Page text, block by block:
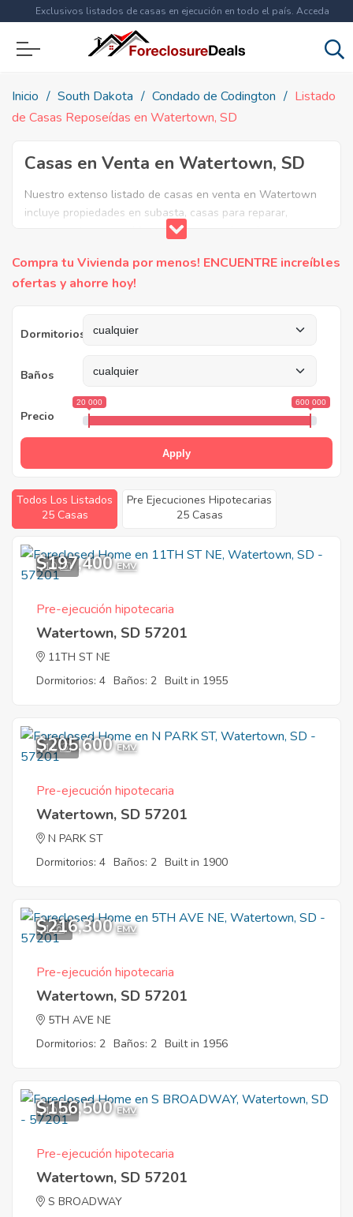
Exclusivos listados de casas en ejecución en todo el país. Acceda
ahora a
Inicio South Dakota Condado de Codington
Listado
de Casas Reposeídas en Watertown, SD
Casas en Venta en Watertown, SD
Nuestro extenso listado de casas en venta en Watertown
incluye propiedades en subasta, casas para reparar,
apartamentos reposeidos por el banco, ejecuciones
lo que necesita y aproveche estas increibles ofertas en
Bienes Raíces en Watertown, South Dakota.
Compra tu Vivienda por menos! ENCUENTRE increíbles
ofertas y ahorre hoy!
Dormitorios
Baños
Precio
20 000 600 000
Apply
Todos Los Listados
25 Casas
Pre Ejecuciones Hipotecarias
25 Casas
10
$197,400 EMV
Pre-ejecución hipotecaria
Watertown, SD 57201
11TH ST NE
Dormitorios: 4 Baños: 2 Built in 1955
11
$205,600 EMV
Pre-ejecución hipotecaria
Watertown, SD 57201
N PARK ST
Dormitorios: 4 Baños: 2 Built in 1900
1
$216,300 EMV
Pre-ejecución hipotecaria
Watertown, SD 57201
5TH AVE NE
Dormitorios: 2 Baños: 2 Built in 1956
10
$156,500 EMV
Pre-ejecución hipotecaria
Watertown, SD 57201
S BROADWAY